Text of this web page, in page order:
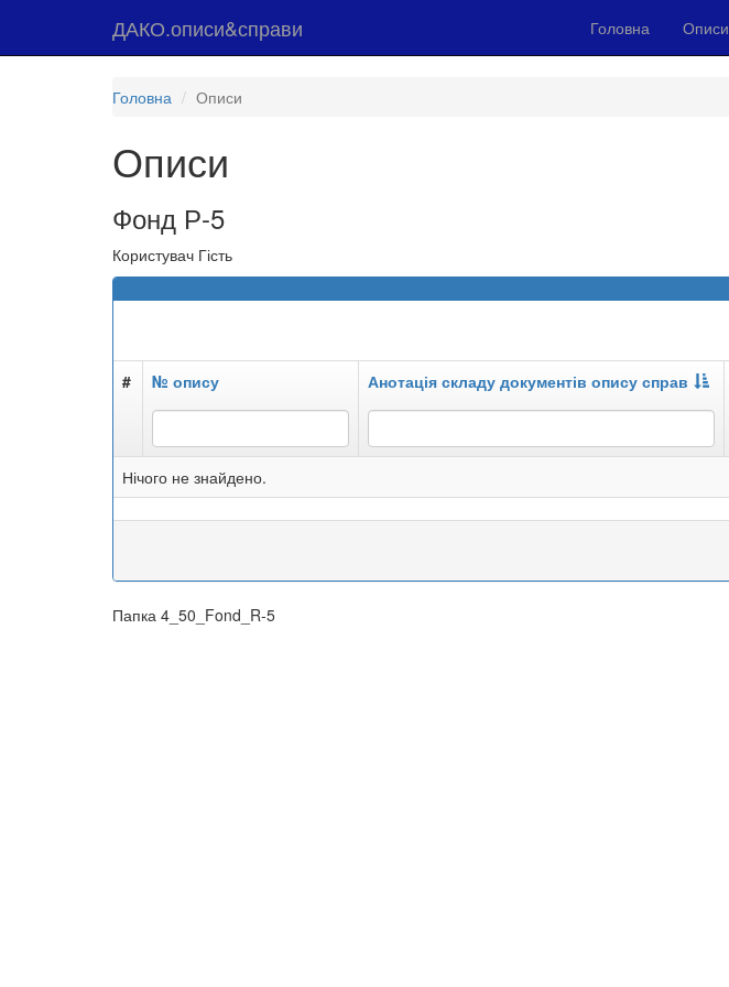
ДАКО.описи&справи Головна Описи
Головна Описи
Описи
Фонд Р-5
Користувач Гість
# № опису Анотація складу документів опису справ
Нічого не знайдено.
Папка 4_50_Fond_R-5